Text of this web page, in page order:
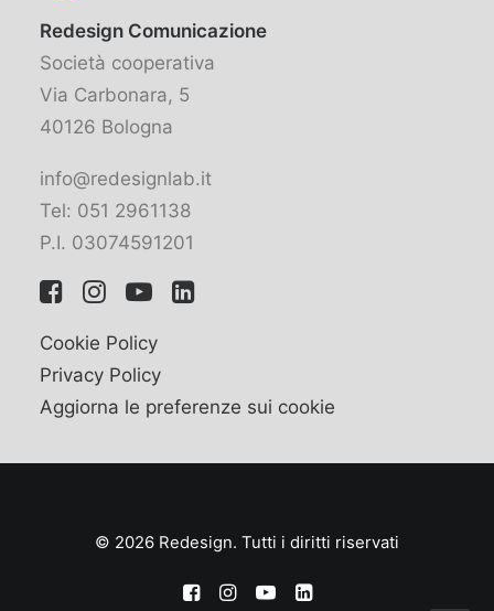
Redesign Comunicazione
Società cooperativa
Via Carbonara, 5
40126 Bologna
info@redesignlab.it
Tel: 051 2961138
P.I. 03074591201
Cookie Policy
Privacy Policy
Aggiorna le preferenze sui cookie
© 2026 Redesign. Tutti i diritti riservati